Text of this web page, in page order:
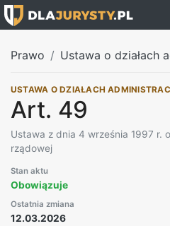
Prawo Ustawa o działach
USTAWA O DZIAŁACH
Art. 49
Ustawa z dnia 4 września 1997 r.
rządowej
Stan aktu
Obowiązuje
Ostatnia zmiana
12.03.2026